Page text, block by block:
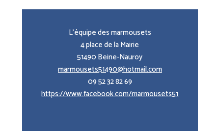
L’équipe des marmousets
4 place de la Mairie
51490 Beine-Nauroy
marmousets51490@hotmail.com
09 52 32 82 69
https://www.facebook.com/marmousets51